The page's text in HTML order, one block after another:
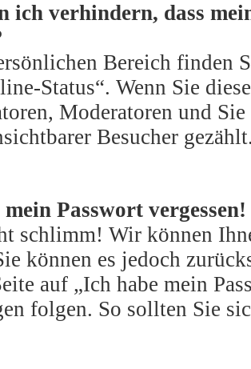
ich verhindern, dass
Bereich finden
Status“. Wenn Sie
Moderatoren und
Besucher
Passwort vergessen!
schlimm! Wir können
können es jedoch
auf „Ich habe mein
folgen. So sollten Sie